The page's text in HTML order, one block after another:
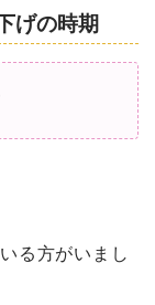
げの時期
る方がいまし